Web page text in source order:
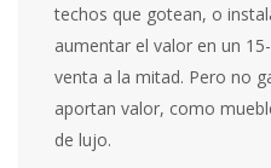
techos que gotean, o
aumentar el valor en un
venta a la mitad. Pero no
aportan valor, como
de lujo.